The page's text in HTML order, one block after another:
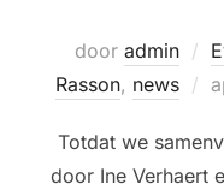
door admin
Rasson, news
Totdat we
door Ine Verhaert